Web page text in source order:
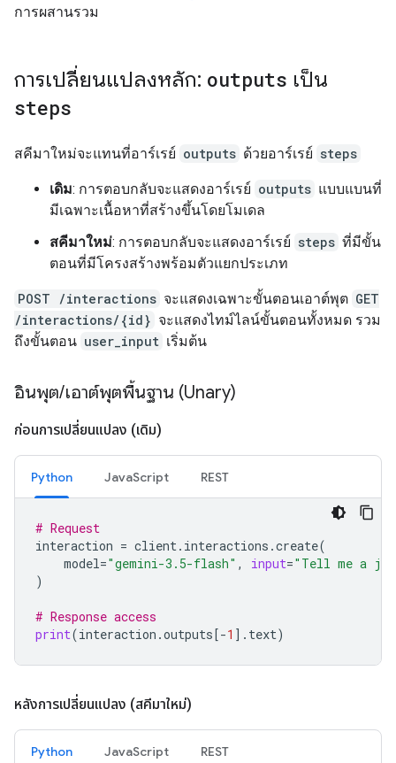
การผสานรวม
การเปลี่ยนแปลงหลัก: outputs เป็น
steps
สคีมาใหม่จะแทนที่อาร์เรย์ outputs ด้วยอาร์เรย์ steps
เดิม: การตอบกลับจะแสดงอาร์เรย์ outputs แบบแบนที่
มีเฉพาะเนื้อหาที่สร้างขึ้นโดยโมเดล
สคีมาใหม่: การตอบกลับจะแสดงอาร์เรย์ steps ที่มีขั้น
ตอนที่มีโครงสร้างพร้อมตัวแยกประเภท
POST /interactions จะแสดงเฉพาะขั้นตอนเอาต์พุต GET
/interactions/{id} จะแสดงไทม์ไลน์ขั้นตอนทั้งหมด รวม
ถึงขั้นตอน user_input เริ่มต้น
อินพุต/เอาต์พุตพื้นฐาน (Unary)
ก่อนการเปลี่ยนแปลง (เดิม)
Python JavaScript REST
# Request
interaction = client. interactions .create(
model="gemini-3.5-flash" , input="Tell me a
)
# Response access
print(interaction .outputs[-1 ] . text)
หลังการเปลี่ยนแปลง (สคีมาใหม่)
Python JavaScript REST